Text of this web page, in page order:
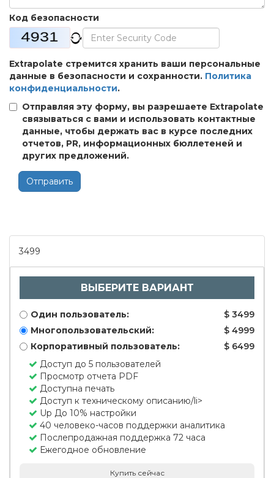
Код безопасности
Extrapolate стремится хранить ваши персональные
данные в безопасности и сохранности. Политика
конфиденциальности.
Отправляя эту форму, вы разрешаете Extrapolate
связываться с вами и использовать контактные
данные, чтобы держать вас в курсе последних
отчетов, PR, информационных бюллетеней и
других предложений.
Отправить
3499
ВЫБЕРИТЕ ВАРИАНТ
Один пользователь:
$ 3499
Многопользовательский:
$ 4999
Корпоративный пользователь:
$ 6499
Доступ до 5 пользователей
Просмотр отчета PDF
Доступна печать
Доступ к техническому описанию/li>
Up До 10% настройки
40 человеко-часов поддержки аналитика
Послепродажная поддержка 72 часа
Ежегодное обновление
Купить сейчас